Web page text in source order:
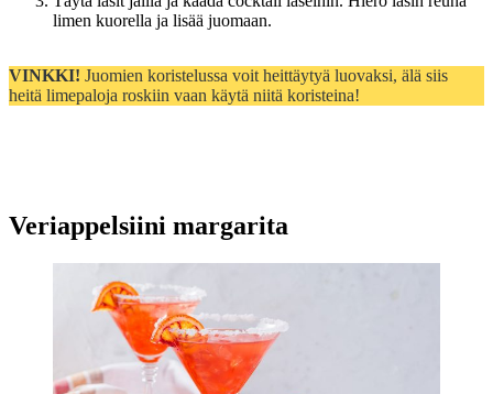
limen kuorella ja lisää juomaan.
VINKKI! Juomien koristelussa voit heittäytyä luovaksi, älä siis
heitä limepaloja roskiin vaan käytä niitä koristeina!
Veriappelsiini margarita